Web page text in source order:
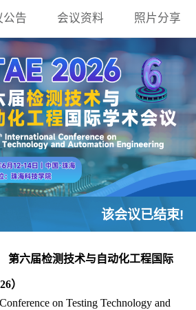
公告 会议资料 照片分享
该会议已结束!
第六届检测技术与自动化工程国际
）
on Testing Technology and